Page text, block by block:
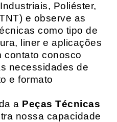
Poliéster,
e observe as
como tipo de
liner e aplicações
contato conosco
necessidades de
e formato
a Peças Técnicas
nossa capacidade